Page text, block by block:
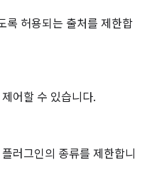
록 허용되는 출처를 제한합
어할 수 있습니다.
러그인의 종류를 제한합니